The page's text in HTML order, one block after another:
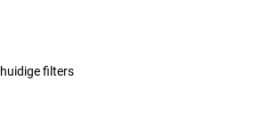
filters